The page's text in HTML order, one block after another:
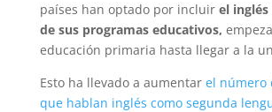
países han optado por incluir el
de sus programas educativos,
educación primaria hasta llegar a la
Esto ha llevado a aumentar el número
que hablan inglés como segunda